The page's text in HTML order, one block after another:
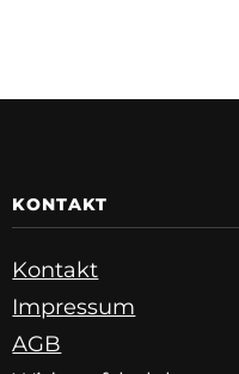
KONTAKT
Kontakt
Impressum
AGB